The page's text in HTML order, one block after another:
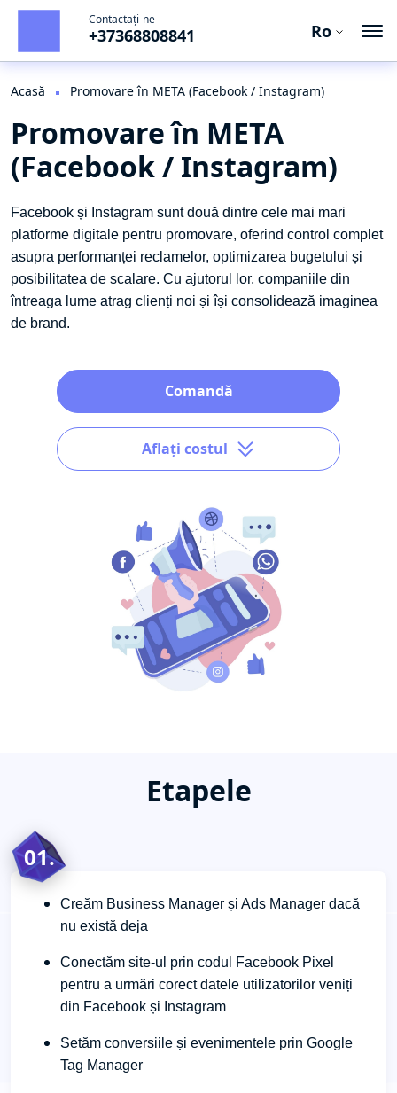
Contactați-ne
+37368808841
Ro
Ro
Ru
Acasă Promovare în META (Facebook / Instagram)
Promovare în META
(Facebook / Instagram)
Facebook și Instagram sunt două dintre cele mai mari
platforme digitale pentru promovare, oferind control complet
asupra performanței reclamelor, optimizarea bugetului și
posibilitatea de scalare. Cu ajutorul lor, companiile din
întreaga lume atrag clienți noi și își consolidează imaginea
de brand.
Comandă
Aflați costul
Etapele
01.
Creăm Business Manager și Ads Manager dacă
nu există deja
Conectăm site-ul prin codul Facebook Pixel
pentru a urmări corect datele utilizatorilor veniți
din Facebook și Instagram
Setăm conversiile și evenimentele prin Google
Tag Manager